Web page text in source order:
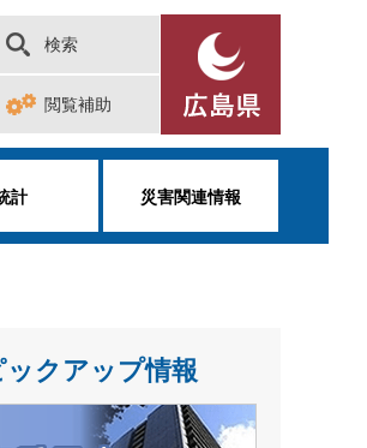
検索
閲覧補助
計 災害関連情報
クアップ情報